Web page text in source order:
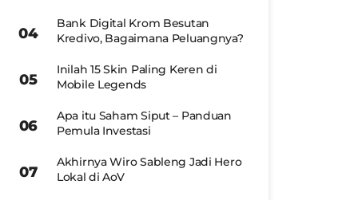
Bank Digital Krom Besutan
Kredivo, Bagaimana Peluangnya?
Inilah 15 Skin Paling Keren di
Mobile Legends
Apa itu Saham Siput – Panduan
Pemula Investasi
Akhirnya Wiro Sableng Jadi Hero
Lokal di AoV